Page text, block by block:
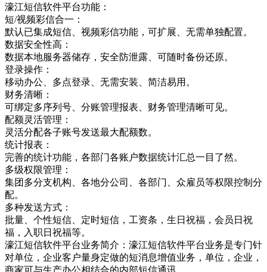
濠江短信软件平台功能：
短/视频彩信合一：
默认已集成短信、视频彩信功能，可扩展、无需单独配置。
数据安全性高：
数据本地服务器储存，安全防泄露、可随时备份还原。
登录操作：
移动办公、多点登录、无需安装、简洁易用。
财务清晰：
可绑定多序列号、分账管理报表、财务管理清晰可见。
配额灵活管理：
灵活分配各子账号发送最大配额数。
统计报表：
完善的统计功能，各部门各账户数据统计汇总一目了然。
多级权限管理：
集团多分支机构、各地分公司、各部门、众雇员等权限控制分
配。
多种发送方式：
批量、个性短信、定时短信，工资条，生日祝福，会员日祝
福，入职日祝福等。
濠江短信软件平台业务简介：濠江短信软件平台业务是专门针
对单位，企业客户量身定做的短消息增值业务，单位，企业，
商家可与生产办公相结合的内部短信通讯，